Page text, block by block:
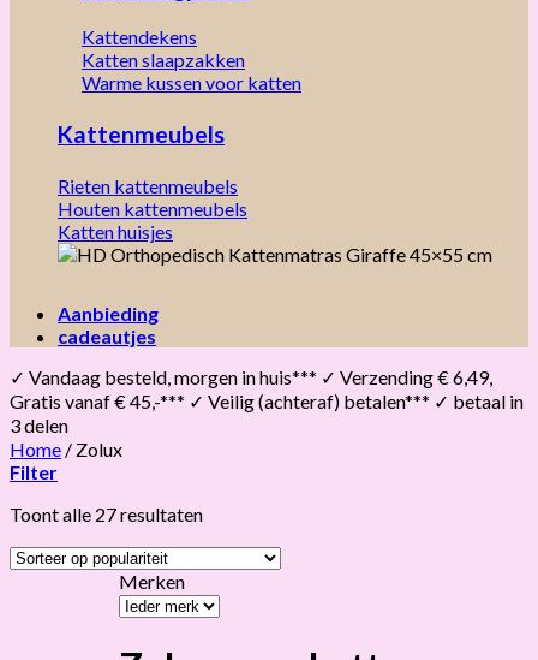
Kattendekens
Katten slaapzakken
Warme kussen voor katten
Kattenmeubels
Rieten kattenmeubels
Houten kattenmeubels
Katten huisjes
Aanbieding
cadeautjes
✓ Vandaag besteld, morgen in huis*** ✓ Verzending € 6,49,
Gratis vanaf € 45,-*** ✓ Veilig (achteraf) betalen*** ✓ betaal in
3 delen
Home / Zolux
Filter
Toont alle 27 resultatenGesorteerd
populariteit
Merken